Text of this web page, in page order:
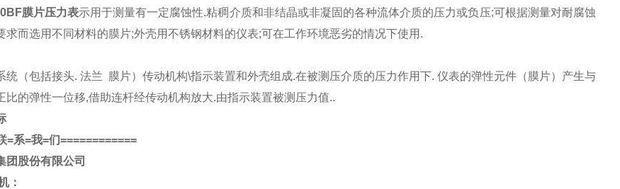
膜片压力表示用于测量有一定腐蚀性.粘稠介质和非结晶或非凝固的各种流体介质的压力或负压;可根据测量对耐腐蚀
求而选用不同材料的膜片;外壳用不锈钢材料的仪表;可在工作环境恶劣的情况下使用.
统（包括接头. 法兰 膜片）传动机构\指示装置和外壳组成.在被测压介质的压力作用下. 仪表的弹性元件（膜片）产生与
比的弹性一位移,借助连杆经传动机构放大.由指示装置被测压力值..
=系=我=们============
团股份有限公司
：